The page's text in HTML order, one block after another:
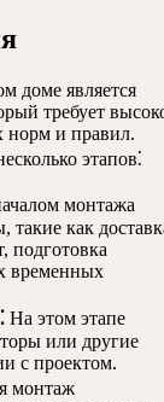
доме является
требует
норм и правил.
этапов⁚
монтажа
такие как
подготовка
временных
На этом этапе
или другие
с проектом.
монтаж